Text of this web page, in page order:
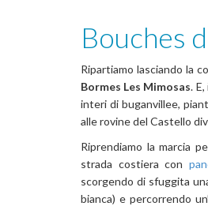
Bouches
Ripartiamo lasciando la
Bormes Les Mimosas.
interi di buganvillee,
alle rovine del Castello
Riprendiamo la marcia
strada costiera con
scorgendo di sfuggita
bianca) e percorrendo